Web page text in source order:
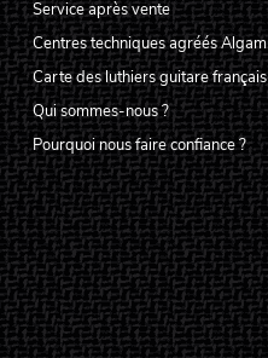
Service après vente
Centres techniques agréés Algam
Carte des luthiers guitare français
Qui sommes-nous ?
Pourquoi nous faire confiance ?